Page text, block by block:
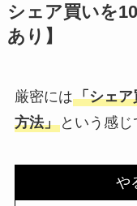
シェア買いを
あり】
厳密には「シェア
方法」という感じ
や